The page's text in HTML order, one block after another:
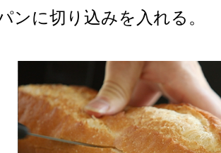
ンに切り込みを入れる。